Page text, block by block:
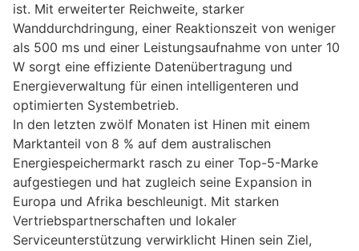
ist. Mit erweiterter Reichweite, starker
Wanddurchdringung, einer Reaktionszeit von weniger
als 500 ms und einer Leistungsaufnahme von unter 10
W sorgt eine effiziente Datenübertragung und
Energieverwaltung für einen intelligenteren und
optimierten Systembetrieb.
In den letzten zwölf Monaten ist Hinen mit einem
Marktanteil von 8 % auf dem australischen
Energiespeichermarkt rasch zu einer Top-5-Marke
aufgestiegen und hat zugleich seine Expansion in
Europa und Afrika beschleunigt. Mit starken
Vertriebspartnerschaften und lokaler
Serviceunterstützung verwirklicht Hinen sein Ziel,